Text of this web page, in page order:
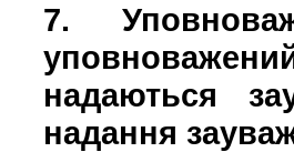
7.
надаються
надання